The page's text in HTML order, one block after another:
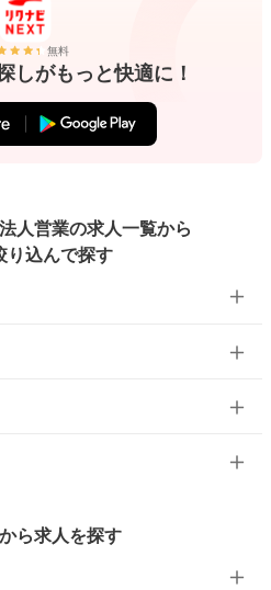
無料
しがもっと快適に！
人営業の求人一覧から
り込んで探す
ら求人を探す